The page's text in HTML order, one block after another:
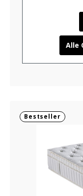
7-
Bestseller
Alle